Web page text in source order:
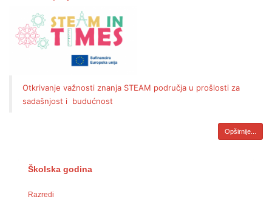
Otkrivanje važnosti znanja STEAM područja u prošlosti za
sadašnjost i budućnost
Opširnije...
Školska godina
Razredi